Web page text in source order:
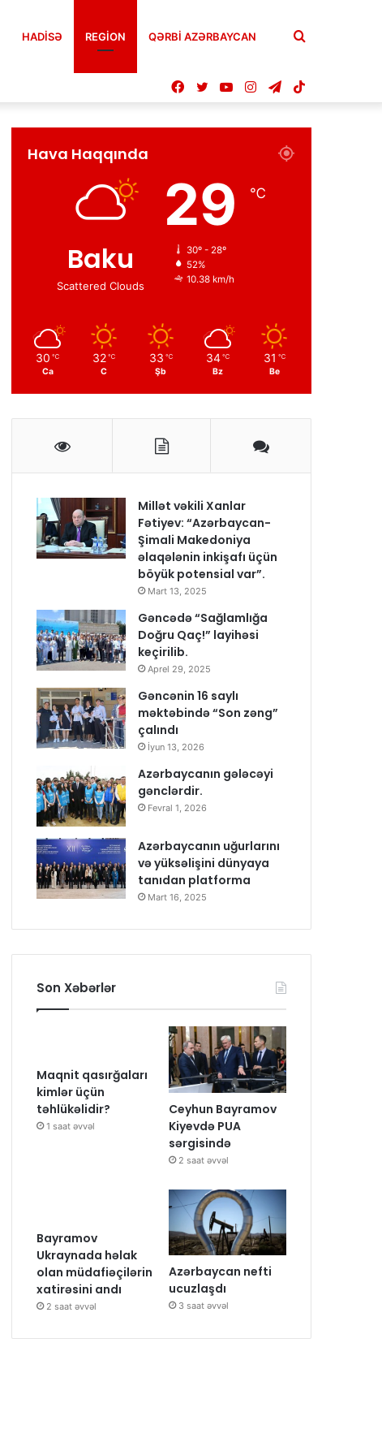
HADISƏ REGION QƏRBİ AZƏRBAYCAN Axtar
Telegram
Instagram
YouTube
Twitter
Facebook
Hava Haqqında
Baku
Scattered Clouds
29 ℃
30º - 28º
52%
10.38 km/h
30 ℃
Ca
32 ℃
C
33 ℃
Şb
34 ℃
Bz
31 ℃
Be
Millət vəkili Xanlar
Fətiyev: “Azərbaycan-
Şimali Makedoniya
əlaqələnin inkişafı üçün
böyük potensial var”.
Mart 13, 2025
Gəncədə “Sağlamlığa
Doğru Qaç!” layihəsi
keçirilib.
Aprel 29, 2025
Gəncənin 16 saylı
məktəbində “Son zəng”
çalındı
İyun 13, 2026
Azərbaycanın gələcəyi
gənclərdir.
Fevral 1, 2026
Azərbaycanın uğurlarını
və yüksəlişini dünyaya
tanıdan platforma
Mart 16, 2025
Son Xəbərlər
Maqnit qasırğaları
kimlər üçün
təhlükəlidir?
1 saat əvvəl
Ceyhun Bayramov
Kiyevdə PUA
sərgisində
2 saat əvvəl
Bayramov
Ukraynada həlak
olan müdafiəçilərin
xatirəsini andı
2 saat əvvəl
Azərbaycan nefti
ucuzlaşdı
3 saat əvvəl